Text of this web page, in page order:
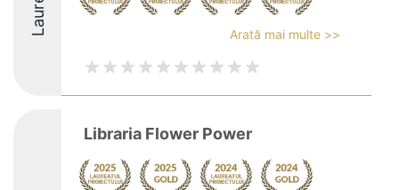
Arată mai multe >>
Libraria Flower Power